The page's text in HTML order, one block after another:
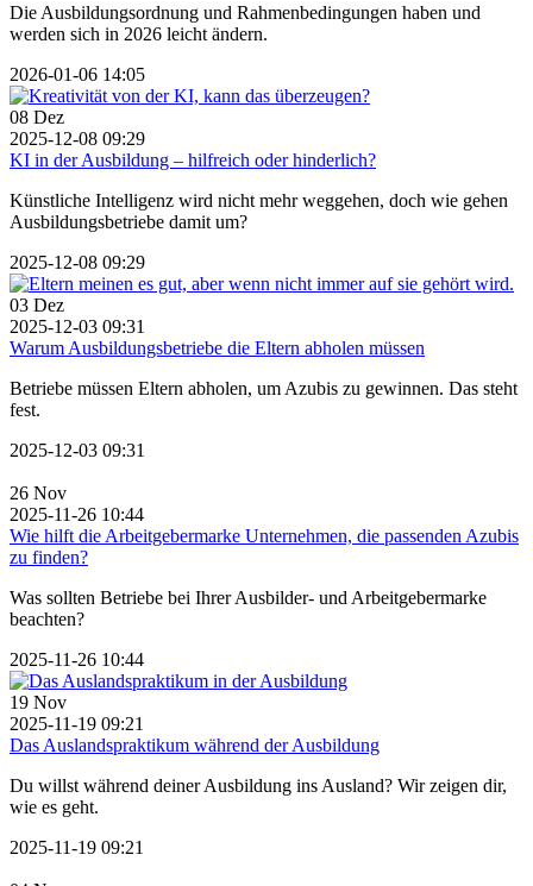
Die Ausbildungsordnung und Rahmenbedingungen haben und
werden sich in 2026 leicht ändern.
2026-01-06 14:05
08 Dez
2025-12-08 09:29
KI in der Ausbildung – hilfreich oder hinderlich?
Künstliche Intelligenz wird nicht mehr weggehen, doch wie gehen
Ausbildungsbetriebe damit um?
2025-12-08 09:29
03 Dez
2025-12-03 09:31
Warum Ausbildungsbetriebe die Eltern abholen müssen
Betriebe müssen Eltern abholen, um Azubis zu gewinnen. Das steht
fest.
2025-12-03 09:31
26 Nov
2025-11-26 10:44
Wie hilft die Arbeitgebermarke Unternehmen, die passenden Azubis
zu finden?
Was sollten Betriebe bei Ihrer Ausbilder- und Arbeitgebermarke
beachten?
2025-11-26 10:44
19 Nov
2025-11-19 09:21
Das Auslandspraktikum während der Ausbildung
Du willst während deiner Ausbildung ins Ausland? Wir zeigen dir,
wie es geht.
2025-11-19 09:21